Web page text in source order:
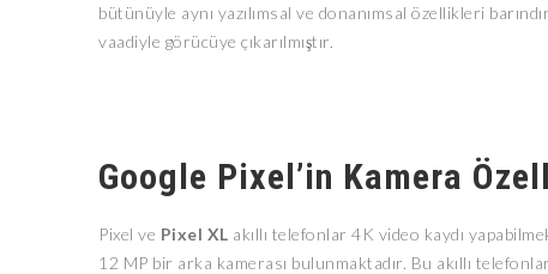
bütünüyle aynı yazılımsal ve donanımsal özellikleri
vaadiyle görücüye çıkarılmıştır.
Google Pixel’in Kamera
Pixel ve Pixel XL akıllı telefonlar 4K video kaydı
12 MP bir arka kamerası bulunmaktadır. Bu akıllı